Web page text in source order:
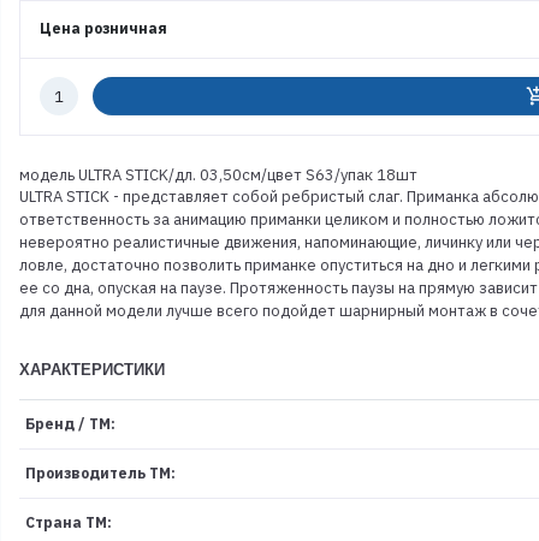
Цена розничная
Количество
модель ULTRA STICK/дл. 03,50см/цвет S63/упак 18шт
ULTRA STICK - представляет собой ребристый слаг. Приманка
ответственность за анимацию приманки целиком и полностью
невероятно реалистичные движения, напоминающие, личинку или
ловле, достаточно позволить приманке опуститься на дно и
ее со дна, опуская на паузе. Протяженность паузы на прямую
для данной модели лучше всего подойдет шарнирный монтаж в
ХАРАКТЕРИСТИКИ
Бренд / ТМ:
Производитель ТМ:
Страна ТМ: